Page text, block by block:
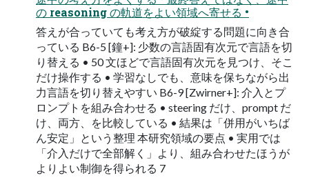
の reasoning の軌道をよい領域へ寄せる •
答えが合っていても考え⽅が破綻する問題に向き合
っている B6-5 [鐘+]: 少数の⾔語固有次元で⾔語を切
り替える • 50 ⽂ほどで⾔語固有次元を⾒つけ、そこ
だけ操作する • 学習なしでも、意味を保ちながら出
⼒⾔語を切り替えやすい B6-9 [Zwirner+]: 介⼊とプ
ロンプトを組み合わせる • steering だけ、prompt だ
け、両⽅、を⽐較している • 結果は「併⽤がいちば
ん安定」という整理 本研究領域の要点 • 実⽤では
「介⼊だけで全部解く」より、組み合わせたほうが
よりよい制御を得られる 7